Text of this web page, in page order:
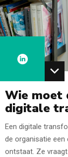
Wie moet
digitale
Een digitale
de organisatie
ontstaat. Ze